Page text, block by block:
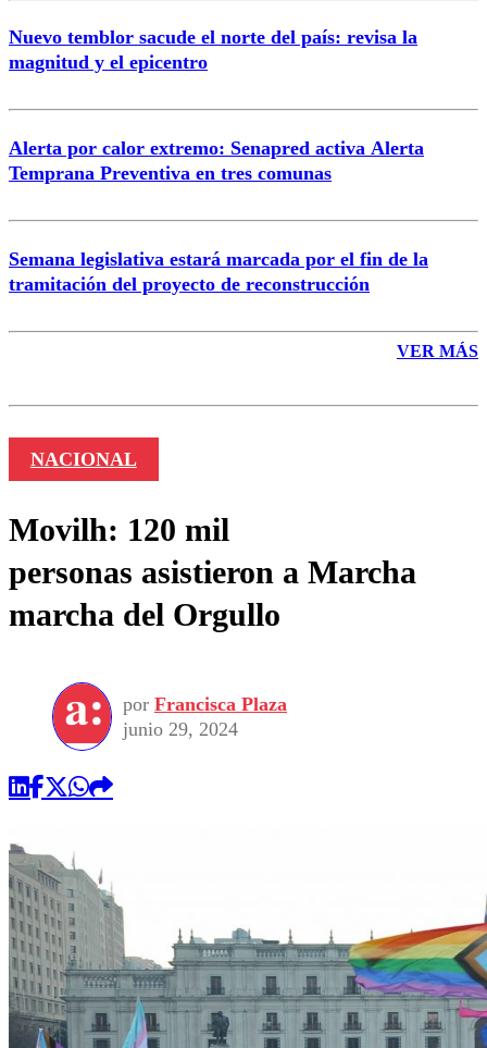
Nuevo temblor sacude el norte del país: revisa la
magnitud y el epicentro
Alerta por calor extremo: Senapred activa Alerta
Temprana Preventiva en tres comunas
Semana legislativa estará marcada por el fin de la
tramitación del proyecto de reconstrucción
VER MÁS
NACIONAL
Movilh: 120 mil
personas asistieron a Marcha
marcha del Orgullo
por Francisca Plaza
junio 29, 2024